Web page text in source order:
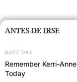
ANTES DE IRSE